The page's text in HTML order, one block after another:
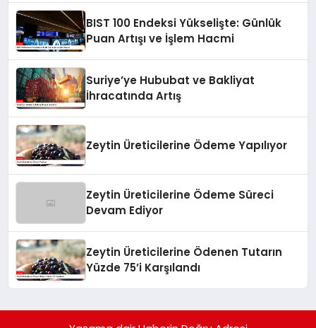
BIST 100 Endeksi Yükselişte: Günlük
Puan Artışı ve İşlem Hacmi
Suriye’ye Hububat ve Bakliyat
İhracatında Artış
Zeytin Üreticilerine Ödeme Yapılıyor
Zeytin Üreticilerine Ödeme Süreci
Devam Ediyor
Zeytin Üreticilerine Ödenen Tutarın
Yüzde 75’i Karşılandı